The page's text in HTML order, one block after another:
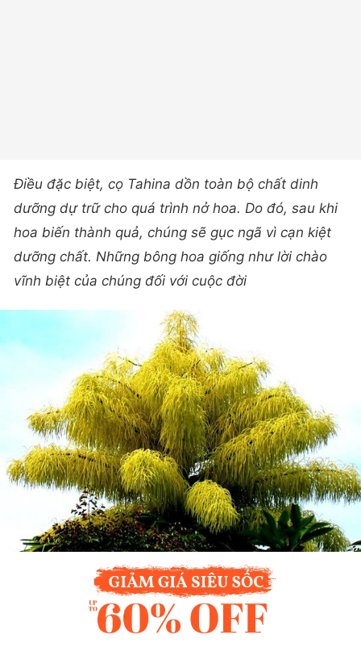
Điều đặc biệt, cọ Tahina dồn toàn bộ chất dinh
dưỡng dự trữ cho quá trình nở hoa. Do đó, sau khi
hoa biến thành quả, chúng sẽ gục ngã vì cạn kiệt
dưỡng chất. Những bông hoa giống như lời chào
vĩnh biệt của chúng đối với cuộc đời